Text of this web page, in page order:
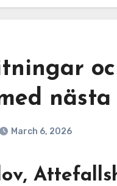
March 6, 2026